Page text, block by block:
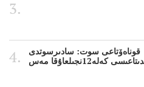
قوناەۆتاعى سوت: سادىرسوتدى